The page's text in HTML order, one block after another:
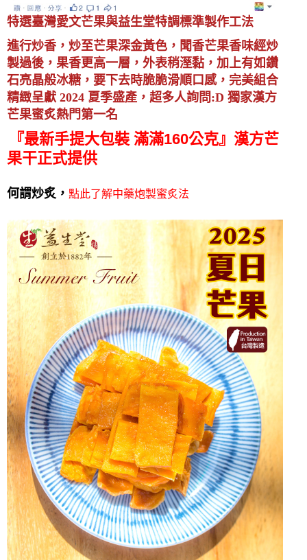
特選臺灣愛文芒果與益生堂特調標準製作工法
進行炒香，炒至芒果深金黃色，聞香芒果香味經炒
製過後，果香更高一層，外表稍溼黏，加上有如鑽
石亮晶般冰糖，要下去時脆脆滑順口感，完美組合
精緻呈獻 2024 夏季盛產，超多人詢問:D 獨家漢方
芒果蜜炙熱門第一名
『最新手提大包裝 滿滿160公克』 漢方芒
果干正式提供
何謂炒炙， 點此了解中藥炮製蜜炙法